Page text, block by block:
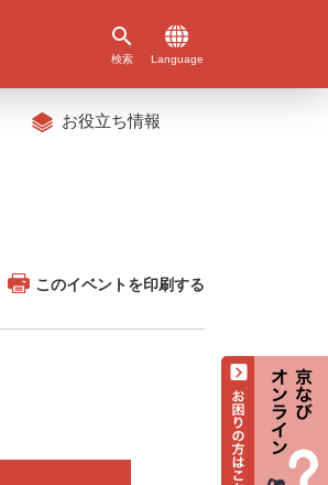
検索 Language
お役立ち情報
このイベントを印刷する